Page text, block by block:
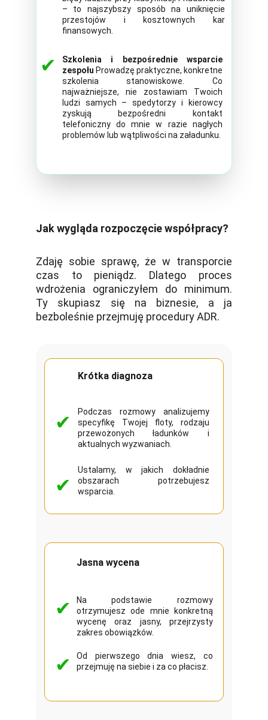
– to najszybszy sposób na uniknięcie
przestojów i kosztownych kar
finansowych.
Szkolenia i bezpośrednie wsparcie
zespołu Prowadzę praktyczne, konkretne
szkolenia stanowiskowe. Co
najważniejsze, nie zostawiam Twoich
ludzi samych – spedytorzy i kierowcy
zyskują bezpośredni kontakt
telefoniczny do mnie w razie nagłych
problemów lub wątpliwości na załadunku.
✔
Jak wygląda rozpoczęcie współpracy?
Zdaję sobie sprawę, że w transporcie
czas to pieniądz. Dlatego proces
wdrożenia ograniczyłem do minimum.
Ty skupiasz się na biznesie, a ja
bezboleśnie przejmuję procedury ADR.
Krótka diagnoza
Podczas rozmowy analizujemy
specyfikę Twojej floty, rodzaju
przewożonych ładunków i
aktualnych wyzwaniach.
Ustalamy, w jakich dokładnie
obszarach potrzebujesz
wsparcia.
Jasna wycena
Na podstawie rozmowy
otrzymujesz ode mnie konkretną
wycenę oraz jasny, przejrzysty
zakres obowiązków.
Od pierwszego dnia wiesz, co
przejmuję na siebie i za co płacisz.
✔
✔
✔
✔